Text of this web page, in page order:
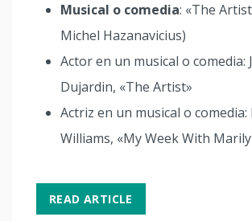
Musical o comedia: «The
Michel Hazanavicius)
Actor en un musical o comedia:
Dujardin, «The Artist»
Actriz en un musical o comedia:
Williams, «My Week With
READ ARTICLE